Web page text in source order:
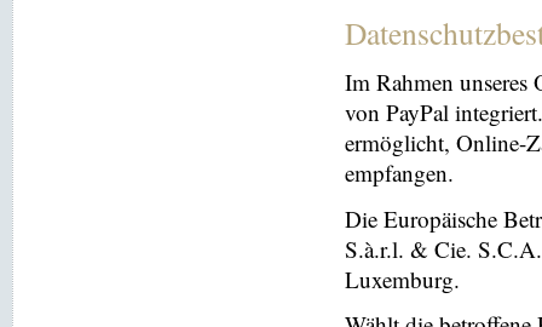
Im Rahmen unseres
von PayPal
ermöglicht, Online-
empfangen.
Die Europäische
S.à.r.l. & Cie.
Luxemburg.